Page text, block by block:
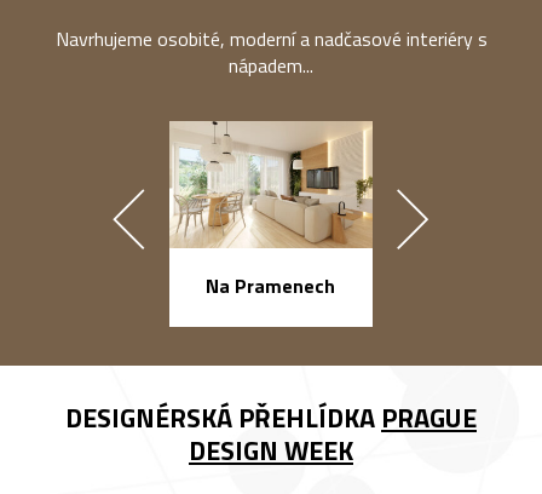
Navrhujeme osobité, moderní a nadčasové interiéry s
nápadem...
Na Pramenech
DESIGNÉRSKÁ PŘEHLÍDKA PRAGUE
DESIGN WEEK